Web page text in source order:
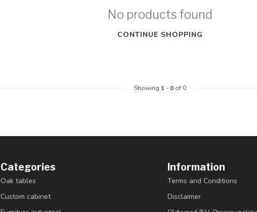
No products found
CONTINUE SHOPPING
Showing 1- 0of 0
Categories
Oak tables
Custom cabinet
Information
Terms and Conditions
Disclaimer